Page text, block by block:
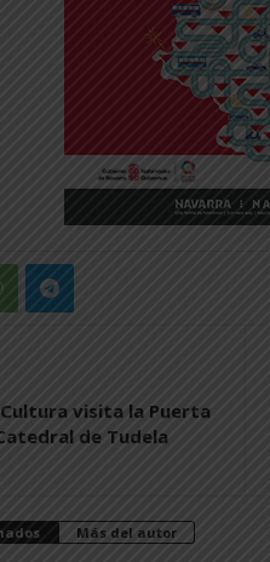
visita la Puerta
de Tudela
Más del autor